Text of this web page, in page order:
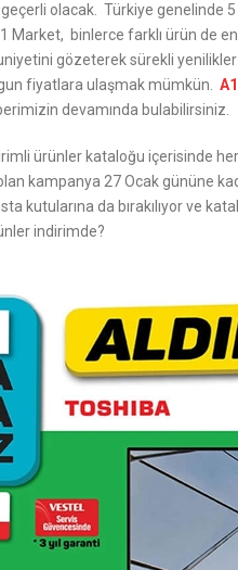
olacak. Türkiye genelinde
Market, binlerce farklı ürün de
gözeterek sürekli
fiyatlara ulaşmak mümkün.
devamında bulabilirsiniz.
ürünler kataloğu içerisinde
kampanya 27 Ocak gününe
kutularına da bırakılıyor ve
indirimde?